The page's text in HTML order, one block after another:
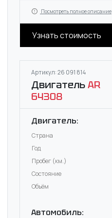
Посмотреть полное описание
Узнать стоимость
Артикул: 26 091 814
ДвигательAR
64308
Двигатель:
Страна
Год
Пробег (км.)
Состояние
Объём
Автомобиль: